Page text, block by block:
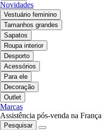
Novidades
Vestuário feminino
Tamanhos grandes
Sapatos
Roupa interior
Desporto
Acessórios
Para ele
Decoração
Outlet
Marcas
Assistência pós-venda na França
Pesquisar